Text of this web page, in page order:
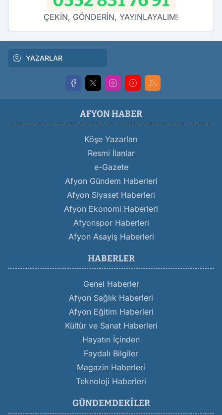
ÇEKİN, GÖNDERİN, YAYINLAYALIM!
YAZARLAR
AFYON HABER
Köşe Yazarları
Resmi İlanlar
e-Gazete
Afyon Gündem Haberleri
Afyon Siyaset Haberleri
Afyon Ekonomi Haberleri
Afyonspor Haberleri
Afyon Asayiş Haberleri
HABERLER
Genel Haberler
Afyon Sağlık Haberleri
Afyon Eğitim Haberleri
Kültür ve Sanat Haberleri
Hayatın İçinden
Faydalı Bilgiler
Magazin Haberleri
Teknoloji Haberleri
GÜNDEMDEKILER